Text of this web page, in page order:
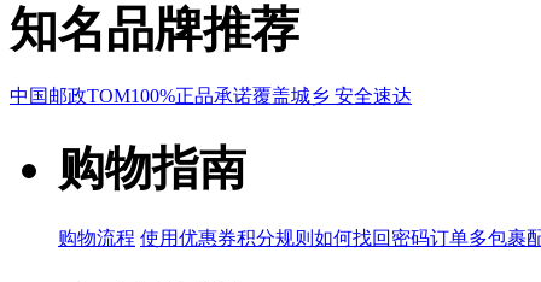
知名品牌推荐
中国邮政TOM100%正品承诺覆盖城乡 安全速达
购物指南
购物流程 使用优惠券积分规则 如何找回密码订单多包裹